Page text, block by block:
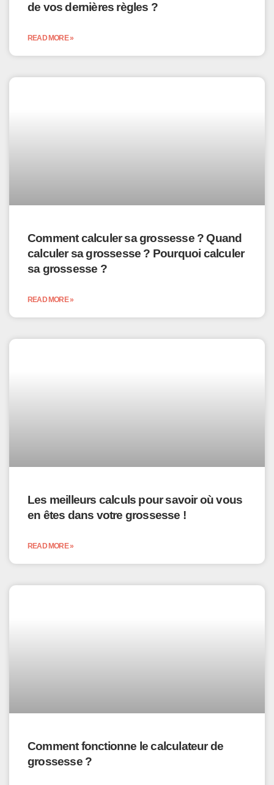
de vos dernières règles ?
READ MORE »
Comment calculer sa grossesse ? Quand
calculer sa grossesse ? Pourquoi calculer
sa grossesse ?
READ MORE »
Les meilleurs calculs pour savoir où vous
en êtes dans votre grossesse !
READ MORE »
Comment fonctionne le calculateur de
grossesse ?